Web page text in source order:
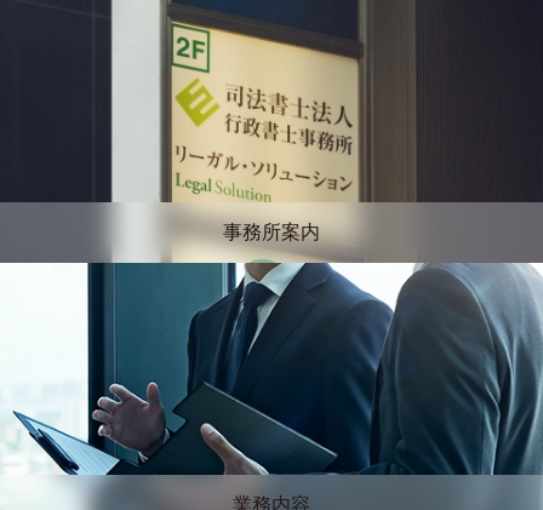
事務所案内
業務内容